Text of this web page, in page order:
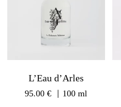
L’Eau d’Arles
95.00€ ｜100 ml